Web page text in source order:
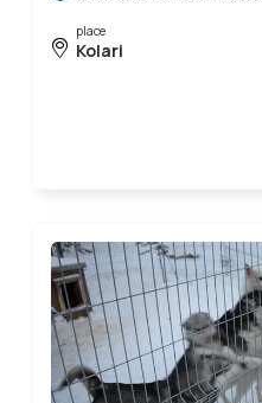
place
Kolari